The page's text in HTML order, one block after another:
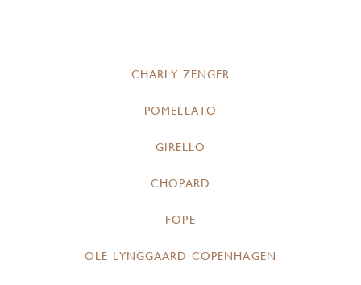
CHARLY ZENGER
POMELLATO
GIRELLO
CHOPARD
FOPE
OLE LYNGGAARD COPENHAGEN